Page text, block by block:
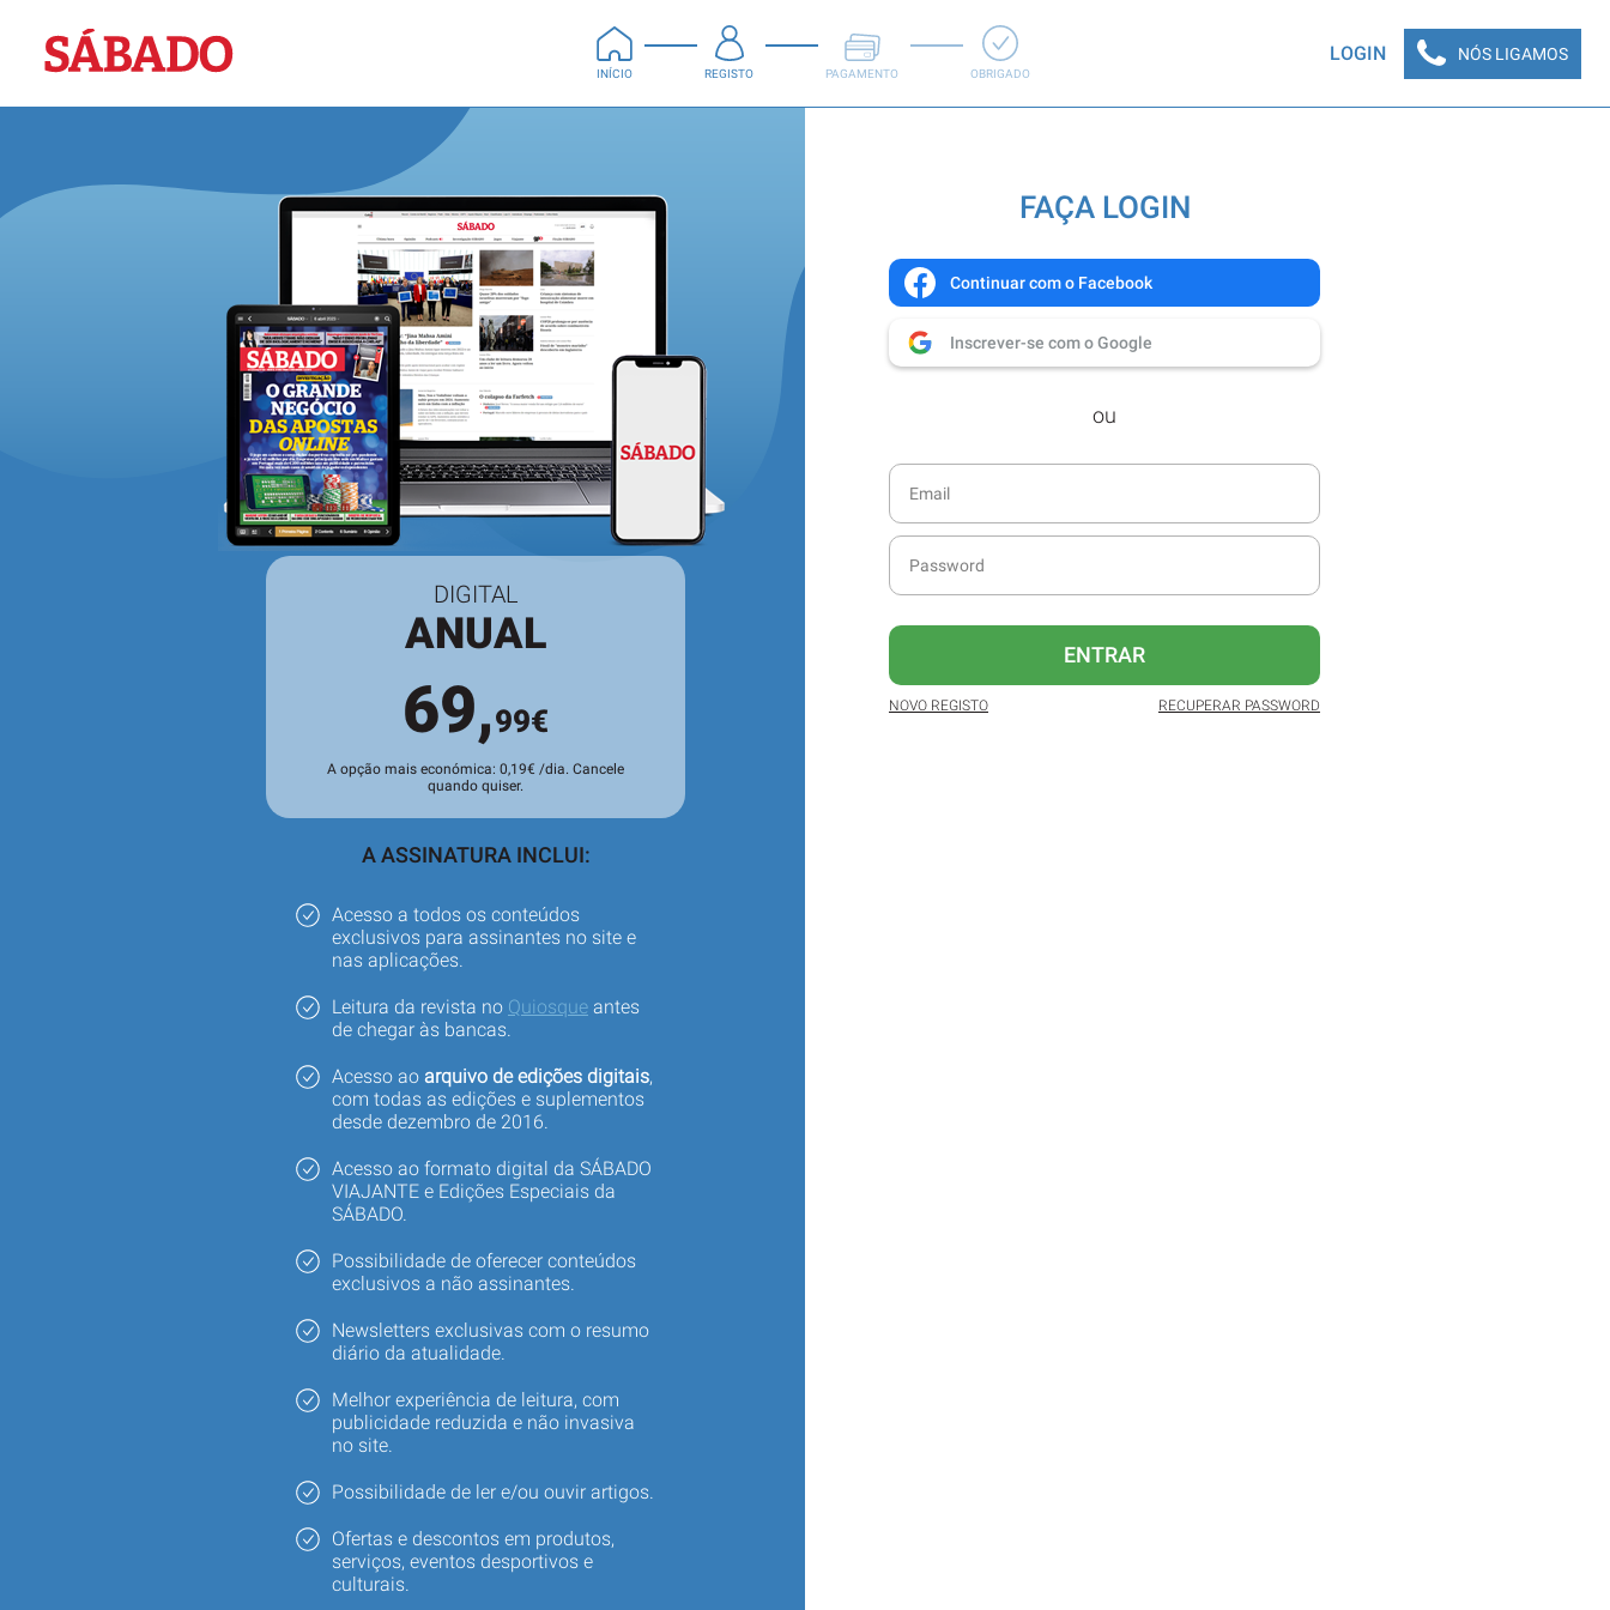
Sábado
INÍCIO REGISTO PAGAMENTO OBRIGADO
LOGIN NÓS LIGAMOS
DIGITAL
ANUAL
69,99€
A opção mais económica: 0,19€ /dia. Cancele
quando quiser.
A ASSINATURA INCLUI:
Acesso a todos os conteúdos
exclusivos para assinantes no site e
nas aplicações.
Leitura da revista no Quiosque antes
de chegar às bancas.
Acesso ao arquivo de edições digitais,
com todas as edições e suplementos
desde dezembro de 2016.
Acesso ao formato digital da SÁBADO
VIAJANTE e Edições Especiais da
SÁBADO.
Possibilidade de oferecer conteúdos
exclusivos a não assinantes.
Newsletters exclusivas com o resumo
diário da atualidade.
Melhor experiência de leitura, com
publicidade reduzida e não invasiva
no site.
Possibilidade de ler e/ou ouvir artigos.
Ofertas e descontos em produtos,
serviços, eventos desportivos e
culturais.
FAÇA LOGIN
Continuar com o Facebook
Inscrever-se com o Google
ou
ENTRAR
NOVO REGISTO RECUPERAR PASSWORD